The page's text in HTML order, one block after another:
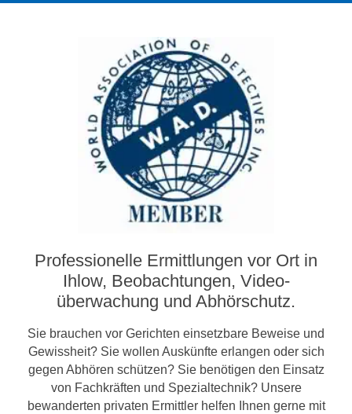
Professionelle Ermittlungen vor Ort in
Ihlow, Beobachtungen, Video­­
überwachung und Abhörschutz.
Sie brauchen vor Gerichten einsetzbare Beweise und
Gewissheit? Sie wollen Auskünfte erlangen oder sich
gegen Abhören schützen? Sie benötigen den Einsatz
von Fachkräften und Spezialtechnik? Unsere
bewanderten privaten Ermittler helfen Ihnen gerne mit